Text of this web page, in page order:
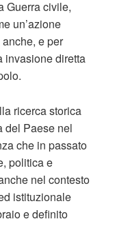
Guerra civile,
un’azione
e per
invasione diretta
ricerca storica
del Paese nel
che in passato
politica e
nel contesto
istituzionale
e definito